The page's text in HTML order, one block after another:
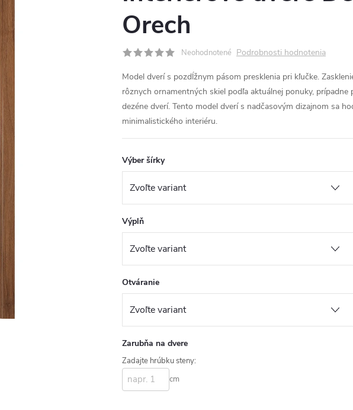
Orech
Neohodnotené Podrobnosti hodnotenia
Model dverí s pozdĺžnym pásom presklenia pri kľučke.
rôznych ornamentných skiel podľa aktuálnej ponuky,
dezéne dverí. Tento model dverí s nadčasovým dizajnom sa
minimalistického interiéru.
Výber šírky
Výplň
Otváranie
Zarubňa na dvere
Zadajte hrúbku steny:
cm